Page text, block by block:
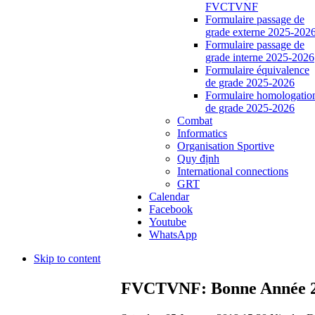
FVCTVNF
Formulaire passage de
grade externe 2025-
Formulaire passage de
grade interne 2025-2026
Formulaire équivalence
de grade 2025-2026
Formulaire
de grade 2025-2026
Combat
Informatics
Organisation Sportive
Quy định
International connections
GRT
Calendar
Facebook
Youtube
WhatsApp
Skip to content
FVCTVNF: Bonne Année